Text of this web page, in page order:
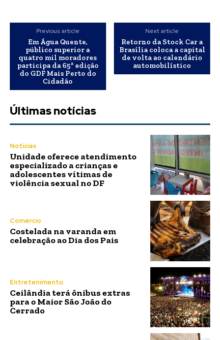
Previous article
Em Água Quente,
público superior a
quatro mil moradores
participa da 65ª edição
do GDF Mais Perto do
Cidadão
Next article
Retorno da Stock Car a
Brasília coloca a capital
de volta ao calendário
automobilístico
Últimas notícias
Notícias
Unidade oferece atendimento
especializado a crianças e
adolescentes vítimas de
violência sexual no DF
Comércio
Costelada na varanda em
celebração ao Dia dos Pais
Entretenimento
Ceilândia terá ônibus extras
para o Maior São João do
Cerrado